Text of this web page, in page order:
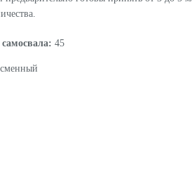
45